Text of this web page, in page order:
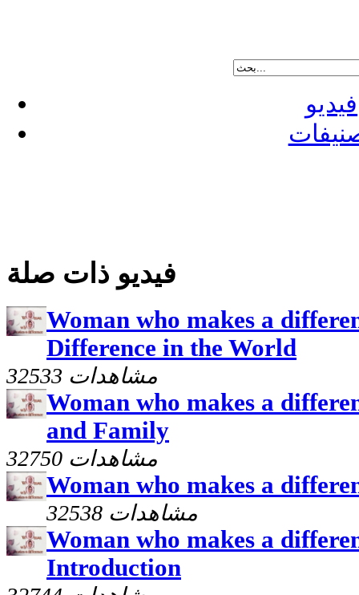
فيديو
فيديو ذات صلة
Woman who makes a
Difference in the World
32533 مشاهدات
Woman who makes a
and Family
32750 مشاهدات
Woman who makes a
32538 مشاهدات
Woman who makes a
Introduction